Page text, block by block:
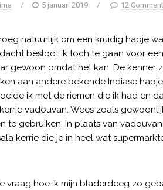
/ 5 januari 2019 / 12
natuurlijk om een kruidig hapje
besloot ik toch te gaan voor
gewoon omdat het kan. De kenner
aan andere bekende Indiase
ik met de riemen die ik had en
vadouvan. Wees zoals
te gebruiken. In plaats van
kerrie die je in heel wat
vraag hoe ik mijn bladerdeeg zo